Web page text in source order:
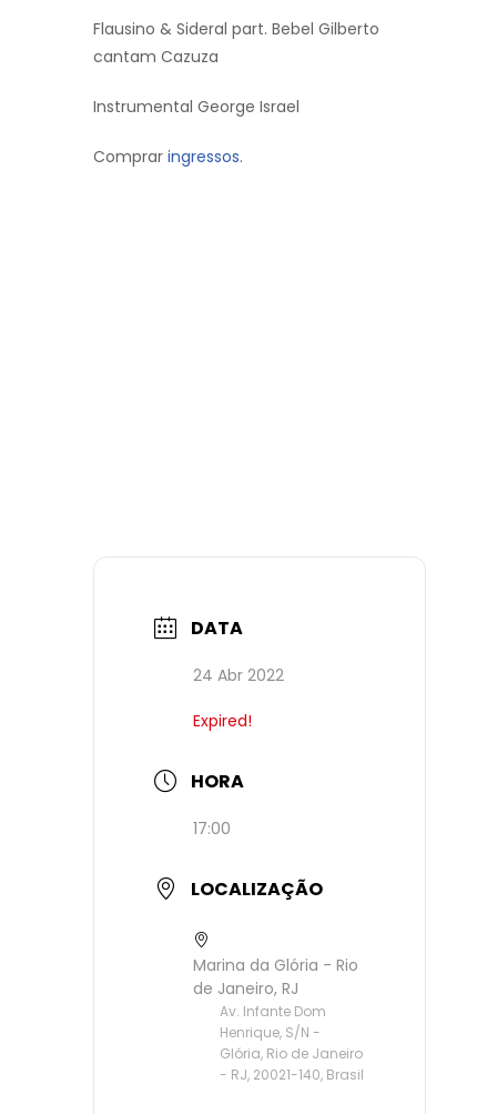
Flausino & Sideral part. Bebel Gilberto
cantam Cazuza
Instrumental George Israel
Comprar ingressos.
DATA
24 Abr 2022
Expired!
HORA
17:00
LOCALIZAÇÃO
Marina da Glória - Rio
de Janeiro, RJ
Av. Infante Dom
Henrique, S/N -
Glória, Rio de Janeiro
- RJ, 20021-140, Brasil